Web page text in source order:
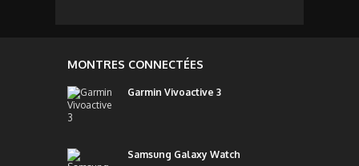
MONTRES CONNECTÉES
Garmin Vivoactive 3
Samsung Galaxy Watch